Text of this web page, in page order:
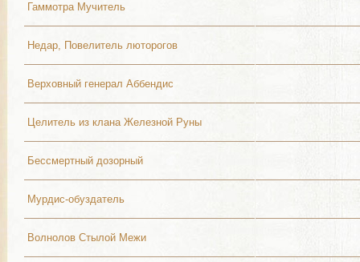
Гаммотра Мучитель
Недар, Повелитель люторогов
Верховный генерал Аббендис
Целитель из клана Железной Руны
Бессмертный дозорный
Мурдис-обуздатель
Волнолов Стылой Межи